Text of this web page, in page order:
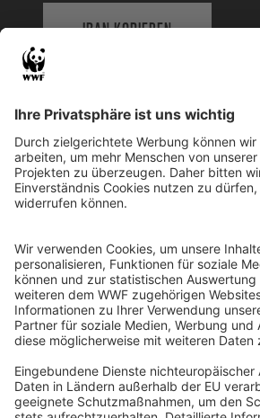
IBAN KOPIEREN
WWF Deutschland
Reinhardtstr. 18
10117 Berlin
Ihre Spende kann steuerlich geltend
Registriert als Stiftung WWF Deutschland,
Justiz Berlin, Az: 3416/976/2
Umsatzsteuer-Identifikationsnummer: DE
Freistellungsbescheid: Als gemeinnützige
von der Körperschaftssteuer gem. §5 I 9
Steuernummer 27/641/09321